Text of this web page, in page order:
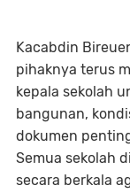
Kacabdin
pihaknya terus
kepala sekolah
bangunan,
dokumen
Semua sekolah
secara berkala